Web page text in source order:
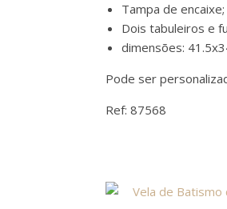
Tampa de encaixe;
Dois tabuleiros e
dimensões:
Pode ser
Ref: 87568